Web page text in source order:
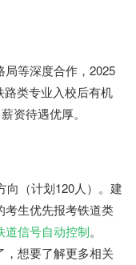
等深度合作，2025
路类专业入校后有机
资待遇优厚。
向（计划120人）。建
考生优先报考铁道类
道信号自动控制。
，想要了解更多相关